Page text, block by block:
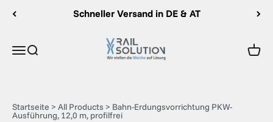
Zum Inhalt springen
Schneller Versand in DE & AT
MenüSuche Rail Solution
Startseite > All Products > Bahn-Erdungsvorrichtung PKW-
Ausführung, 12,0 m, profilfrei